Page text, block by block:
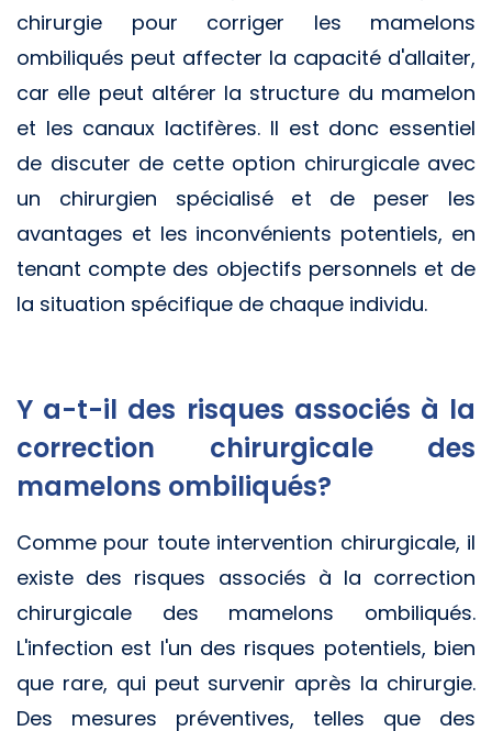
chirurgie pour corriger les mamelons
ombiliqués peut affecter la capacité d'allaiter,
car elle peut altérer la structure du mamelon
et les canaux lactifères. Il est donc essentiel
de discuter de cette option chirurgicale avec
un chirurgien spécialisé et de peser les
avantages et les inconvénients potentiels, en
tenant compte des objectifs personnels et de
la situation spécifique de chaque individu.
Y a-t-il des risques associés à la
correction chirurgicale des
mamelons ombiliqués?
Comme pour toute intervention chirurgicale, il
existe des risques associés à la correction
chirurgicale des mamelons ombiliqués.
L'infection est l'un des risques potentiels, bien
que rare, qui peut survenir après la chirurgie.
Des mesures préventives, telles que des